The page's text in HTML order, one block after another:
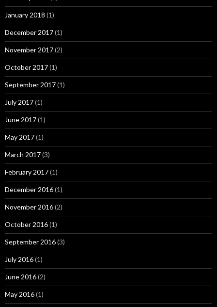
January 2018 (1)
December 2017(1)
November 2017(2)
October 2017(1)
September 2017(1)
July 2017(1)
June 2017(1)
May 2017(1)
March 2017(3)
February 2017(1)
December 2016(1)
November 2016(2)
October 2016(1)
September 2016(3)
July 2016(1)
June 2016(2)
May 2016(1)